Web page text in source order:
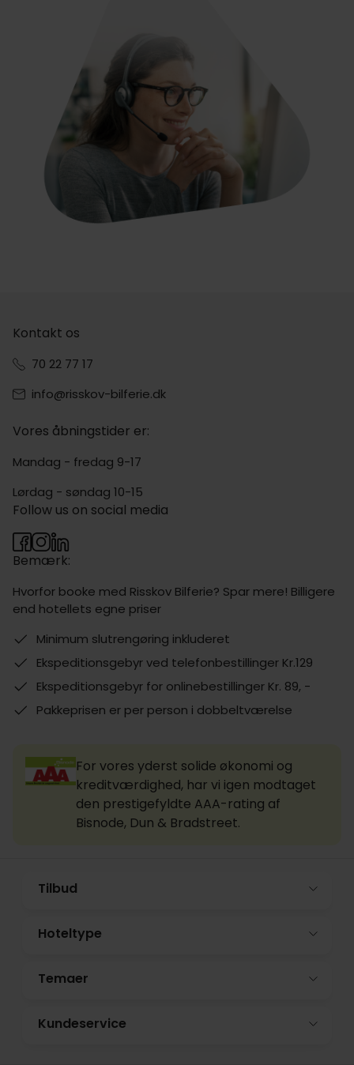
Kontakt os
70 22 77 17
info@risskov-bilferie.dk
Vores åbningstider er:
Mandag - fredag 9-17
Lørdag - søndag 10-15
Bemærk:
Hvorfor booke med Risskov Bilferie? Spar mere! Billigere
end hotellets egne priser
Minimum slutrengøring inkluderet
Ekspeditionsgebyr ved telefonbestillinger Kr.129
Ekspeditionsgebyr for onlinebestillinger Kr. 89, -
Pakkeprisen er per person i dobbeltværelse
Follow us on social media
For vores yderst solide økonomi og
kreditværdighed, har vi igen modtaget
den prestigefyldte AAA-rating af
Bisnode, Dun & Bradstreet.
Tilbud
Hoteltype
Temaer
Kundeservice